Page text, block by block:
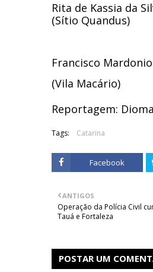
Rita de Kassia da
(Sítio Quandus)
Francisco
(Vila Macário)
Reportagem:
Tags: Catarina
Facebook
ANTIGOS
Operação da Polícia Civil
Tauá e Fortaleza
POSTAR UM